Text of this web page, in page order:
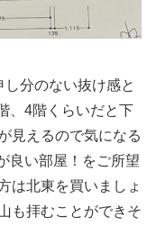
分のない抜け感と
、4階くらいだと下
見えるので気になる
良い部屋！をご所望
は北東を買いましょ
も拝むことができそ